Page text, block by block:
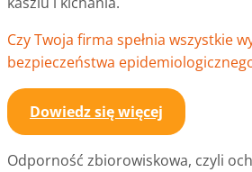
Czy Twoja firma spełnia wszystkie
bezpieczeństwa
Dowiedz się więcej
Odporność zbiorowiskowa, czyli